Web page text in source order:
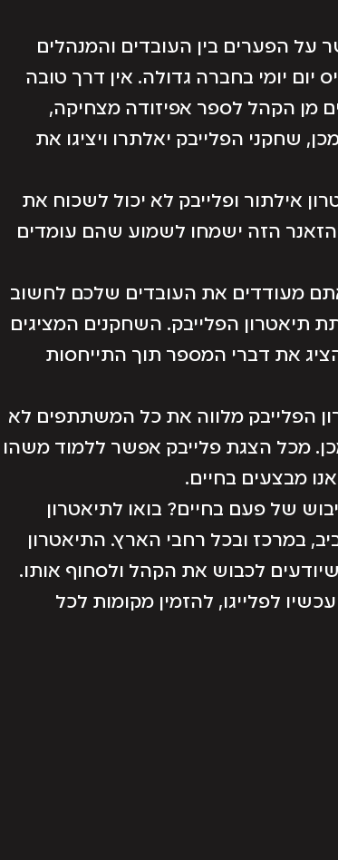
על הפערים בין העובדים והמנהלים
יומי בחברה גדולה. אין דרך טובה
מן הקהל לספר אפיזודה מצחיקה,
שחקני הפלייבק יאלתרו ויציגו את
אילתור ופלייבק לא יכול לשכוח את
הזה ישמחו לשמוע שהם עומדים
מעודדים את העובדים שלכם לחשוב
תיאטרון הפלייבק. השחקנים המציגים
את דברי המספר תוך התייחסות
הפלייבק מלווה את כל המשתתפים לא
מכל הצגת פלייבק אפשר ללמוד משהו
מבצעים בחיים.
של פעם בחיים? בואו לתיאטרון
במרכז ובכל רחבי הארץ. התיאטרון
לכבוש את הקהל ולסחוף אותו.
לפלייגו, להזמין מקומות לכל